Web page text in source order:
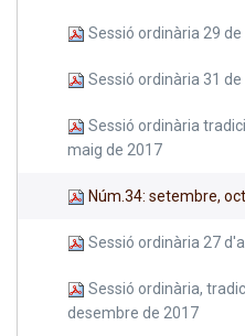
Sessió ordinària 29
Sessió ordinària 31
Sessió ordinària
maig de 2017
Núm.34: setembre,
Sessió ordinària 27
Sessió ordinària,
desembre de 2017